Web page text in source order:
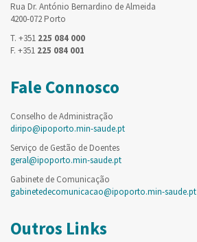
Rua Dr. António Bernardino de Almeida
4200-072 Porto
T. +351 225 084 000
F. +351 225 084 001
Fale Connosco
Conselho de Administração
diripo@ipoporto.min-saude.pt
Serviço de Gestão de Doentes
geral@ipoporto.min-saude.pt
Gabinete de Comunicação
gabinetedecomunicacao@ipoporto.min-saude.pt
Outros Links